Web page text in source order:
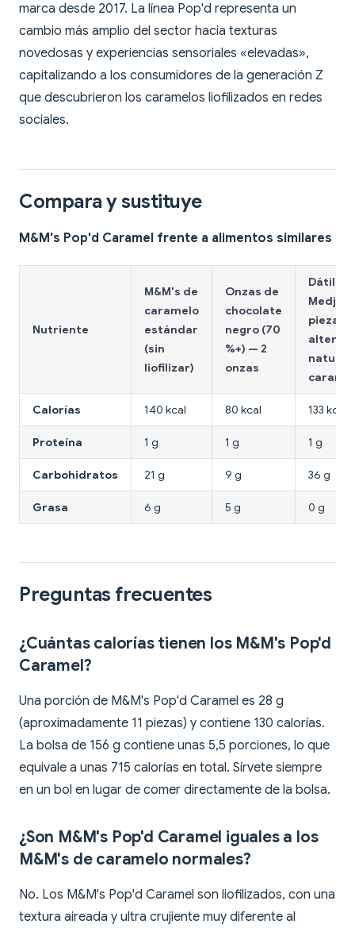
marca desde 2017. La línea Pop'd representa un
cambio más amplio del sector hacia texturas
novedosas y experiencias sensoriales «elevadas»,
capitalizando a los consumidores de la generación Z
que descubrieron los caramelos liofilizados en redes
sociales.
Compara y sustituye
M&M's Pop'd Caramel frente a alimentos similares
Nutriente
M&M's de
caramelo
estándar
(sin
liofilizar)
Onzas de
chocolate
negro (70
%+) — 2
onzas
Dátiles
Medjool
piezas,
natural
Calorías 140 kcal 80 kcal 133 kcal
Proteína 1 g 1 g 1 g
Carbohidratos 21 g 9 g 36 g
Grasa 6 g 5 g 0 g
Preguntas frecuentes
¿Cuántas calorías tienen los M&M's Pop'd
Caramel?
Una porción de M&M's Pop'd Caramel es 28 g
(aproximadamente 11 piezas) y contiene 130 calorías.
La bolsa de 156 g contiene unas 5,5 porciones, lo que
equivale a unas 715 calorías en total. Sírvete siempre
en un bol en lugar de comer directamente de la bolsa.
¿Son M&M's Pop'd Caramel iguales a los
M&M's de caramelo normales?
No. Los M&M's Pop'd Caramel son liofilizados, con una
textura aireada y ultra crujiente muy diferente al